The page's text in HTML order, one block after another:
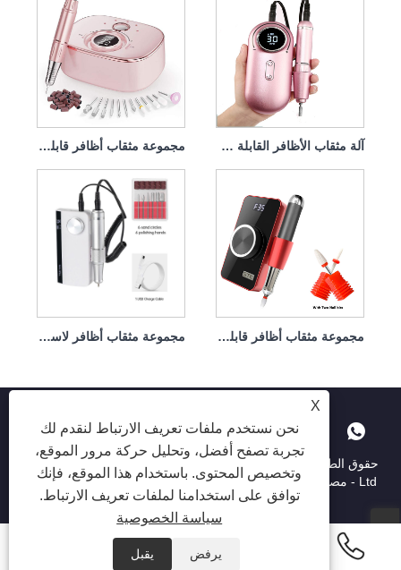
مجموعة مثقاب أظافر قابلة لإعادة الشحن مع قبضة قوية 45 وات 35000 دورة في الدقيقة آلة مثقاب الأظافر القابلة لإعادة الشحن 45 وات 35000 دورة في الدقيقة
مجموعة مثقاب أظافر لاسلكية قابلة لإعادة الشحن بالقرب مني USB 45 وات 35000 دورة في الدقيقة مجموعة مثقاب أظافر قابلة لإعادة الشحن، مثقاب أظافر على أصابع القدم، 35 وات، 35000 دورة في الدقيقة
X
نحن نستخدم ملفات تعريف الارتباط لنقدم لك
تجربة تصفح أفضل، وتحليل حركة مرور الموقع،
وتخصيص المحتوى. باستخدام هذا الموقع، فإنك
توافق على استخدامنا لملفات تعريف الارتباط.
سياسة الخصوصية
يرفض يقبل
حقوق الطبع والنشر © 2025 Shenzhen Ruina Optoelectronic Co. ،
Ltd - مصباح الأظافر ، حفر الأظافر ، جامع غبار الأظافر - جميع الحقوق
محفوظة.